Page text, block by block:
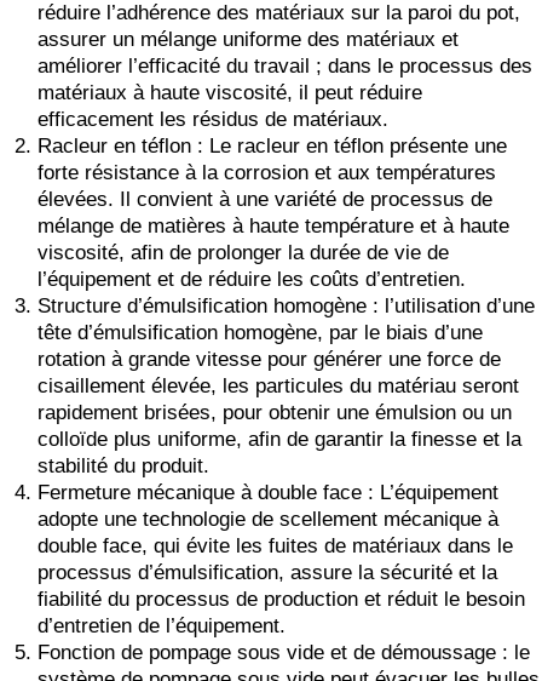
réduire l’adhérence des matériaux sur la paroi du pot,
assurer un mélange uniforme des matériaux et
améliorer l’efficacité du travail ; dans le processus des
matériaux à haute viscosité, il peut réduire
efficacement les résidus de matériaux.
Racleur en téflon : Le racleur en téflon présente une
forte résistance à la corrosion et aux températures
élevées. Il convient à une variété de processus de
mélange de matières à haute température et à haute
viscosité, afin de prolonger la durée de vie de
l’équipement et de réduire les coûts d’entretien.
Structure d’émulsification homogène : l’utilisation d’une
tête d’émulsification homogène, par le biais d’une
rotation à grande vitesse pour générer une force de
cisaillement élevée, les particules du matériau seront
rapidement brisées, pour obtenir une émulsion ou un
colloïde plus uniforme, afin de garantir la finesse et la
stabilité du produit.
Fermeture mécanique à double face : L’équipement
adopte une technologie de scellement mécanique à
double face, qui évite les fuites de matériaux dans le
processus d’émulsification, assure la sécurité et la
fiabilité du processus de production et réduit le besoin
d’entretien de l’équipement.
Fonction de pompage sous vide et de démoussage : le